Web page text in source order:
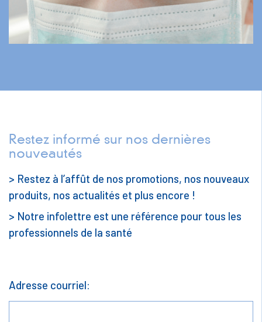
Restez informé sur nos dernières
nouveautés
> Restez à l’affût de nos promotions, nos nouveaux
produits, nos actualités et plus encore !
> Notre infolettre est une référence pour tous les
professionnels de la santé
Adresse courriel: